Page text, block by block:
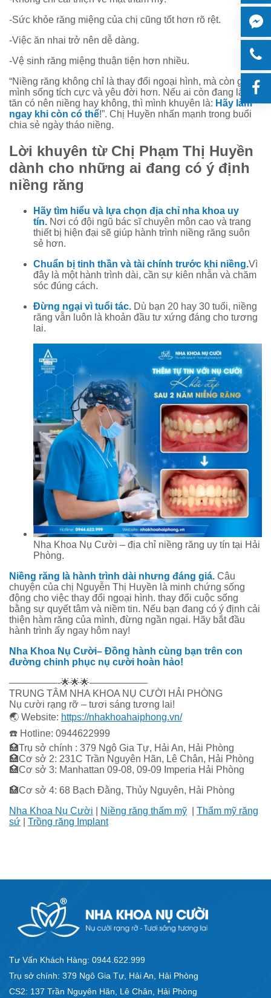
-Sức khỏe răng miệng của chị cũng tốt hơn rõ rệt.
-Việc ăn nhai trở nên dễ dàng.
-Vệ sinh răng miệng thuận tiện hơn nhiều.
“Niềng răng không chỉ là thay đổi ngoại hình, mà còn giúp
mình sống tích cực và yêu đời hơn. Nếu ai còn đang lăn
tăn có nên niềng hay không, thì mình khuyên là: Hãy làm
ngay khi còn có thể!”. Chị Huyền nhấn mạnh trong buổi
chia sẻ ngày tháo niềng.
Lời khuyên từ Chị Phạm Thị Huyền
dành cho những ai đang có ý định
niềng răng
Hãy tìm hiểu và lựa chọn địa chỉ nha khoa uy
tín. Nơi có đội ngũ bác sĩ chuyên môn cao và trang
thiết bị hiện đại sẽ giúp hành trình niềng răng suôn
sẻ hơn.
Chuẩn bị tinh thần và tài chính trước khi niềng.Vì
đây là một hành trình dài, cần sự kiên nhẫn và chăm
sóc đúng cách.
Đừng ngại vì tuổi tác. Dù bạn 20 hay 30 tuổi, niềng
răng vẫn luôn là khoản đầu tư xứng đáng cho tương
lai.
Nha Khoa Nụ Cười – địa chỉ niềng răng uy tín tại Hải
Phòng.
Niềng răng là hành trình dài nhưng đáng giá. Câu
chuyện của chị Nguyễn Thị Huyền là minh chứng sống
động cho việc thay đổi ngoại hình. thay đổi cuộc sống
bằng sự quyết tâm và niềm tin. Nếu bạn đang có ý định cải
thiện hàm răng của mình, đừng ngần ngại. Hãy bắt đầu
hành trình ấy ngay hôm nay!
Nha Khoa Nụ Cười– Đồng hành cùng bạn trên con
đường chinh phục nụ cười hoàn hảo!
—————-🌟🌟🌟——————
TRUNG TÂM NHA KHOA NỤ CƯỜI HẢI PHÒNG
Nụ cười rạng rỡ – tươi sáng tương lai!
🌏 Website: https://nhakhoahaiphong.vn/
☎️ Hotline: 0944622999
🏥Trụ sở chính : 379 Ngô Gia Tự, Hải An, Hải Phòng
🏥Cơ sở 2: 231C Trần Nguyên Hãn, Lê Chân, Hải Phòng
🏥Cơ sở 3: Manhattan 09-08, 09-09 Imperia Hải Phòng
🏥Cơ sở 4: 68 Bạch Đằng, Thủy Nguyên, Hải Phòng
Nha Khoa Nụ Cười
Niềng răng thẩm mỹ
Thẩm mỹ răng
sứ
Trồng răng Implant
Tư Vấn Khách Hàng: 0944.622.999
Trụ sở chính: 379 Ngô Gia Tự, Hải An, Hải Phòng
CS2: 137 Trần Nguyên Hãn, Lê Chân, Hải Phòng